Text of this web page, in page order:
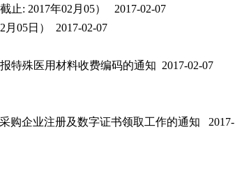
止: 2017年02月05） 2017-02-07
月05日） 2017-02-07
特殊医用材料收费编码的通知 2017-02-07
购企业注册及数字证书领取工作的通知 2017-